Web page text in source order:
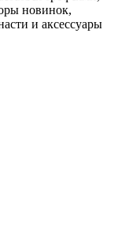
новинок,
и аксессуары